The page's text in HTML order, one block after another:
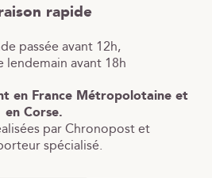
rapide
passée avant 12h,
lendemain avant 18h
en France Métropolotaine et
en Corse.
par Chronopost et
spécialisé.